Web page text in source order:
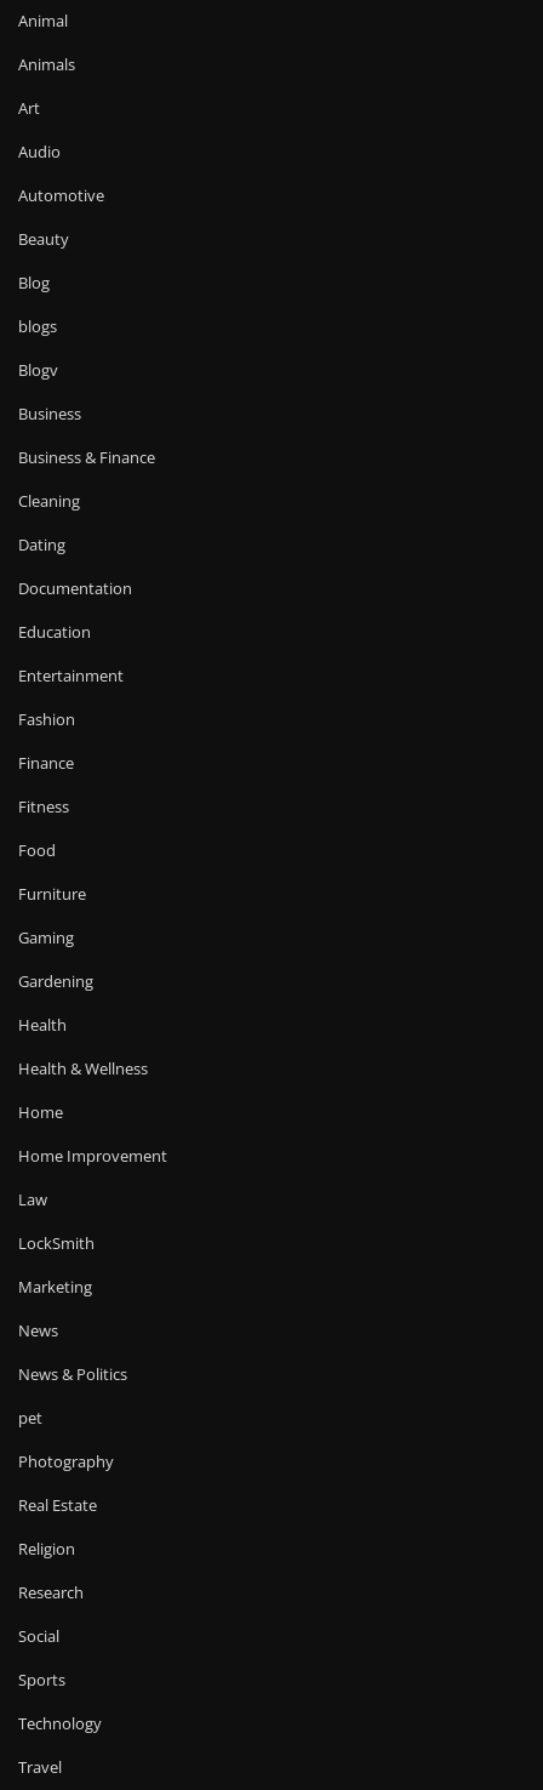
Animal
Animals
Art
Audio
Automotive
Beauty
Blog
blogs
Blogv
Business
Business & Finance
Cleaning
Dating
Documentation
Education
Entertainment
Fashion
Finance
Fitness
Food
Furniture
Gaming
Gardening
Health
Health & Wellness
Home
Home Improvement
Law
LockSmith
Marketing
News
News & Politics
pet
Photography
Real Estate
Religion
Research
Social
Sports
Technology
Travel